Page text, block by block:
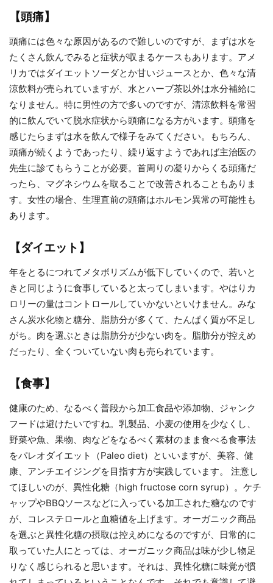
【頭痛】
頭痛には色々な原因があるので難しいのですが、まずは水を
たくさん飲んでみると症状が収まるケースもあります。アメ
リカではダイエットソーダとか甘いジュースとか、色々な清
涼飲料が売られていますが、水とハーブ茶以外は水分補給に
なりません。特に男性の方で多いのですが、清涼飲料を常習
的に飲んでいて脱水症状から頭痛になる方がいます。頭痛を
感じたらまずは水を飲んで様子をみてください。もちろん、
頭痛が続くようであったり、繰り返すようであれば主治医の
先生に診てもらうことが必要。首周りの凝りからくる頭痛だ
ったら、マグネシウムを取ることで改善されることもありま
す。女性の場合、生理直前の頭痛はホルモン異常の可能性も
あります。
【ダイエット】
年をとるにつれてメタボリズムが低下していくので、若いと
きと同じように食事していると太ってしまいます。やはりカ
ロリーの量はコントロールしていかないといけません。みな
さん炭水化物と糖分、脂肪分が多くて、たんぱく質が不足し
がち。肉を選ぶときは脂肪分が少ない肉を。脂肪分が控えめ
だったり、全くついていない肉も売られています。
【食事】
健康のため、なるべく普段から加工食品や添加物、ジャンク
フードは避けたいですね。乳製品、小麦の使用を少なくし、
野菜や魚、果物、肉などをなるべく素材のまま食べる食事法
をパレオダイエット（Paleo diet）といいますが、美容、健
康、アンチエイジングを目指す方が実践しています。 注意し
てほしいのが、異性化糖（high fructose corn syrup）。ケチ
ャップやBBQソースなどに入っている加工された糖なのです
が、コレステロールと血糖値を上げます。オーガニック商品
を選ぶと異性化糖の摂取は控えめになるのですが、日常的に
取っていた人にとっては、オーガニック商品は味が少し物足
りなく感じられると思います。それは、異性化糖に味覚が慣